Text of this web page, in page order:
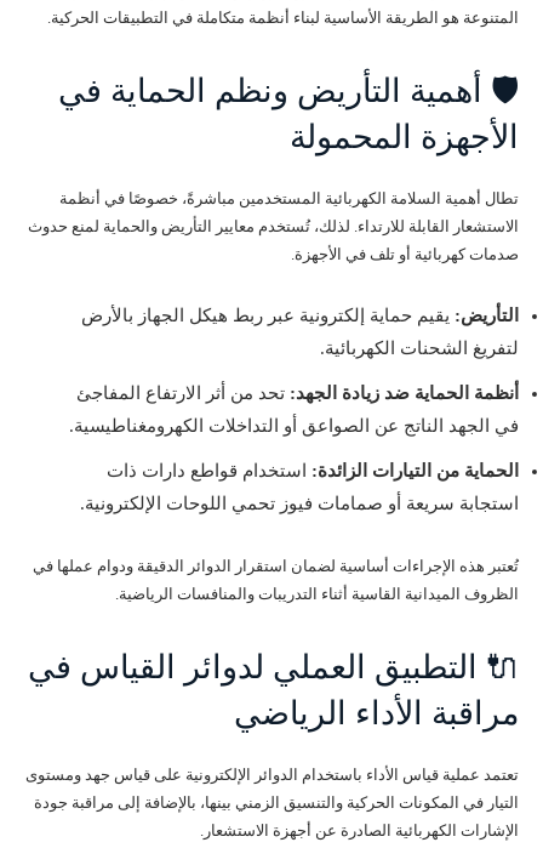
المتنوعة هو الطريقة الأساسية لبناء أنظمة متكاملة في التطبيقات الحركية.
🛡️ أهمية التأريض ونظم الحماية في
الأجهزة المحمولة
تطال أهمية السلامة الكهربائية المستخدمين مباشرةً، خصوصًا في أنظمة
الاستشعار القابلة للارتداء. لذلك، تُستخدم معايير التأريض والحماية لمنع حدوث
صدمات كهربائية أو تلف في الأجهزة.
التأريض: يقيم حماية إلكترونية عبر ربط هيكل الجهاز بالأرض
لتفريغ الشحنات الكهربائية.
أنظمة الحماية ضد زيادة الجهد: تحد من أثر الارتفاع المفاجئ
في الجهد الناتج عن الصواعق أو التداخلات الكهرومغناطيسية.
الحماية من التيارات الزائدة: استخدام قواطع دارات ذات
استجابة سريعة أو صمامات فيوز تحمي اللوحات الإلكترونية.
تُعتبر هذه الإجراءات أساسية لضمان استقرار الدوائر الدقيقة ودوام عملها في
الظروف الميدانية القاسية أثناء التدريبات والمنافسات الرياضية.
🔌 التطبيق العملي لدوائر القياس في
مراقبة الأداء الرياضي
تعتمد عملية قياس الأداء باستخدام الدوائر الإلكترونية على قياس جهد ومستوى
التيار في المكونات الحركية والتنسيق الزمني بينها، بالإضافة إلى مراقبة جودة
الإشارات الكهربائية الصادرة عن أجهزة الاستشعار.